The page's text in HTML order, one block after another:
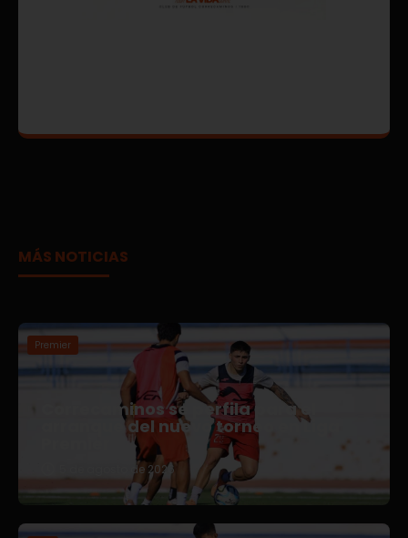
MÁS NOTICIAS
Premier
Correcaminos se perfila para el
arranque del nuevo torneo en Liga
5 de agosto de 2026